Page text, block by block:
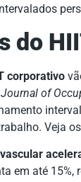
do
corporativo
Journal of
Veja
em até 15%,